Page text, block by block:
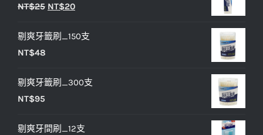
格：
格：
NT$25 原
價
NT$20目
價
剔爽牙籤刷_150支
NT$48
剔爽牙籤刷_300支
NT$95
剔爽牙間刷_12支